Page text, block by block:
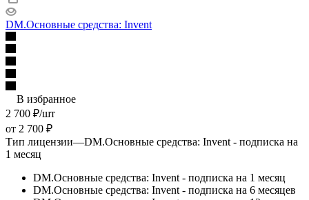
DM.Основные средства: Invent
В избранное
2 700 ₽/шт
от 2 700 ₽
Тип лицензии—DM.Основные средства: Invent - подписка на
1 месяц
DM.Основные средства: Invent - подписка на 1 месяц
DM.Основные средства: Invent - подписка на 6 месяцев